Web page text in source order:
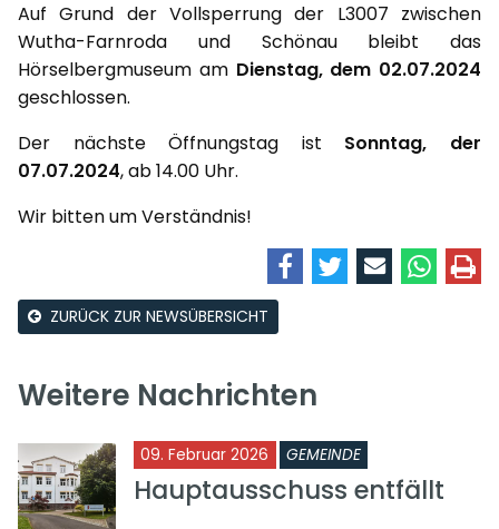
Auf Grund der Vollsperrung der L3007 zwischen
Wutha-Farnroda und Schönau bleibt das
Hörselbergmuseum am Dienstag, dem 02.07.2024
geschlossen.
Der nächste Öffnungstag ist Sonntag, der
07.07.2024, ab 14.00 Uhr.
Wir bitten um Verständnis!
ZURÜCK ZUR NEWSÜBERSICHT
Weitere Nachrichten
09. Februar 2026 GEMEINDE
Hauptausschuss entfällt